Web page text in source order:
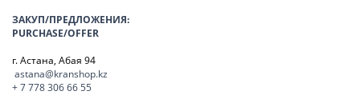
ЗАКУП/ПРЕДЛОЖЕНИЯ:
PURCHASE/OFFER
г. Астана, Абая 94
astana@kranshop.kz
+ 7 778 306 66 55